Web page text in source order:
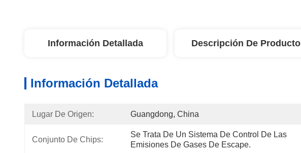
Información Detallada Descripción De Producto
Información Detallada
Lugar De Origen: Guangdong, China
Conjunto De Chips:
Se Trata De Un Sistema De Control De Las
Emisiones De Gases De Escape.